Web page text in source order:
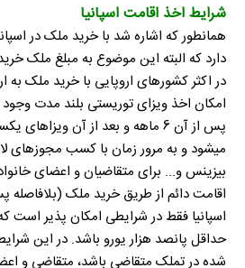
شرایط اخذ اقامت اسپانیا
همانطور که اشاره شد با خرید ملک در
دارد که البته این موضوع به مبلغ ملک
پس از آن 6 ماهه و بعد از آن
میشود و به مرور زمان با کسب مجوزهای
بیزینس و... برای متقاضیان و اعضای
اقامت دائم از طریق خرید ملک
اسپانیا فقط در شرایطی امکان پذیر است
حداقل پانصد هزار یورو باشد. در این
شده در تملک متقاضی باشد، متقاضی و